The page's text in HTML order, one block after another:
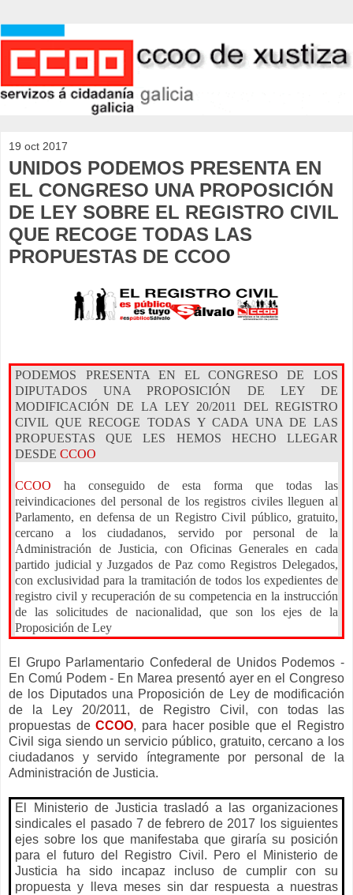
19 oct 2017
UNIDOS PODEMOS PRESENTA EN
EL CONGRESO UNA PROPOSICIÓN
DE LEY SOBRE EL REGISTRO CIVIL
QUE RECOGE TODAS LAS
PROPUESTAS DE CCOO
PODEMOS PRESENTA EN EL CONGRESO DE LOS
DIPUTADOS UNA PROPOSICIÓN DE LEY DE
MODIFICACIÓN DELA LEY 20/2011 DEL REGISTRO
CIVIL QUE RECOGE TODAS Y CADA UNA DE LAS
PROPUESTAS QUE LES HEMOS HECHO LLEGAR
DESDE CCOO
CCOO
ha conseguido de esta forma que todas las
reivindicaciones del personal de los registros civiles lleguen al
Parlamento, en defensa de un Registro Civil público, gratuito,
cercano a los ciudadanos, servido por personal de la
Administración de Justicia, con Oficinas Generales en cada
partido judicial y Juzgados de Paz como Registros Delegados,
con exclusividad para la tramitación de todos los expedientes de
registro civil y recuperación de su competencia en la instrucción
de las solicitudes de nacionalidad, que son los ejes de la
Proposición de Ley
El Grupo Parlamentario Confederal de Unidos Podemos -
En Comú Podem - En Marea presentó ayer en el Congreso
de los Diputados una Proposición de Ley de modificación
de
la Ley 20/2011, de Registro Civil, con todas las
propuestas deCCOO, para hacer posible que el Registro
Civil siga siendo un servicio público, gratuito, cercano a los
ciudadanos y servido íntegramente por personal de
la
Administración de Justicia.
El Ministerio de Justicia trasladó a las organizaciones
sindicales el pasado 7 de febrero de 2017 los siguientes
ejes sobre los que manifestaba que giraría su posición
para el futuro del Registro Civil. Pero el Ministerio de
Justicia ha sido incapaz incluso de cumplir con su
propuesta y lleva meses sin dar respuesta a nuestras